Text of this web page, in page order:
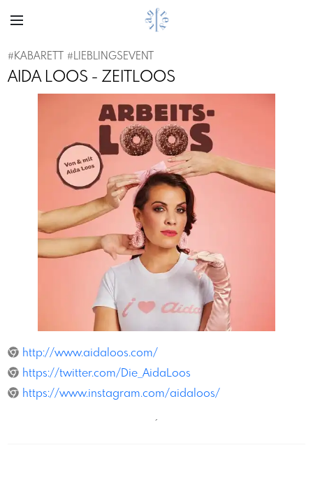
#KABARETT #LIEBLINGSEVENT
AIDA LOOS - ZEITLOOS
Previous
http://www.aidaloos.com/
https://twitter.com/Die_AidaLoos
https://www.instagram.com/aidaloos/
´